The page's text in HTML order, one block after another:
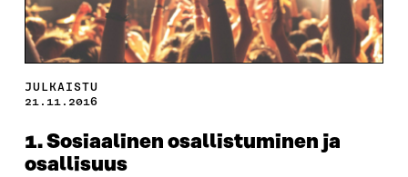
JULKAISTU
21.11.2016
1. Sosiaalinen osallistuminen ja
osallisuus